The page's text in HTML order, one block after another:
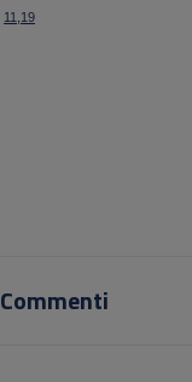
11,19
Commenti